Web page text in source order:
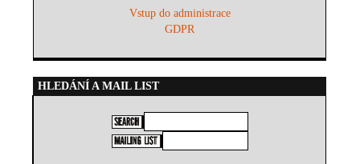
Vstup do administrace
GDPR
HLEDÁNÍ A MAIL LIST